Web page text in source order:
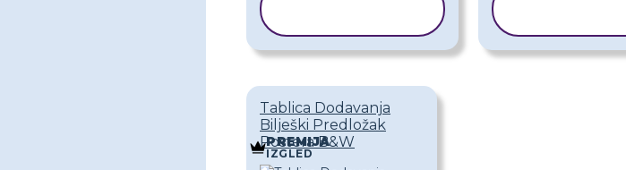
Tablica Dodavanja
Bilješki Predložak
Postera B&W
PREMIJA
IZGLED